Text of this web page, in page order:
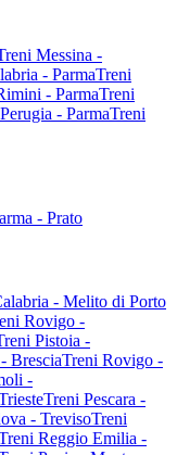
Messina -
- ParmaTreni
- ParmaTreni
- ParmaTreni
- Prato
- Melito di Porto
Rovigo -
Pistoia -
BresciaTreni Rovigo -
-
Treni Pescara -
- TrevisoTreni
Reggio Emilia -